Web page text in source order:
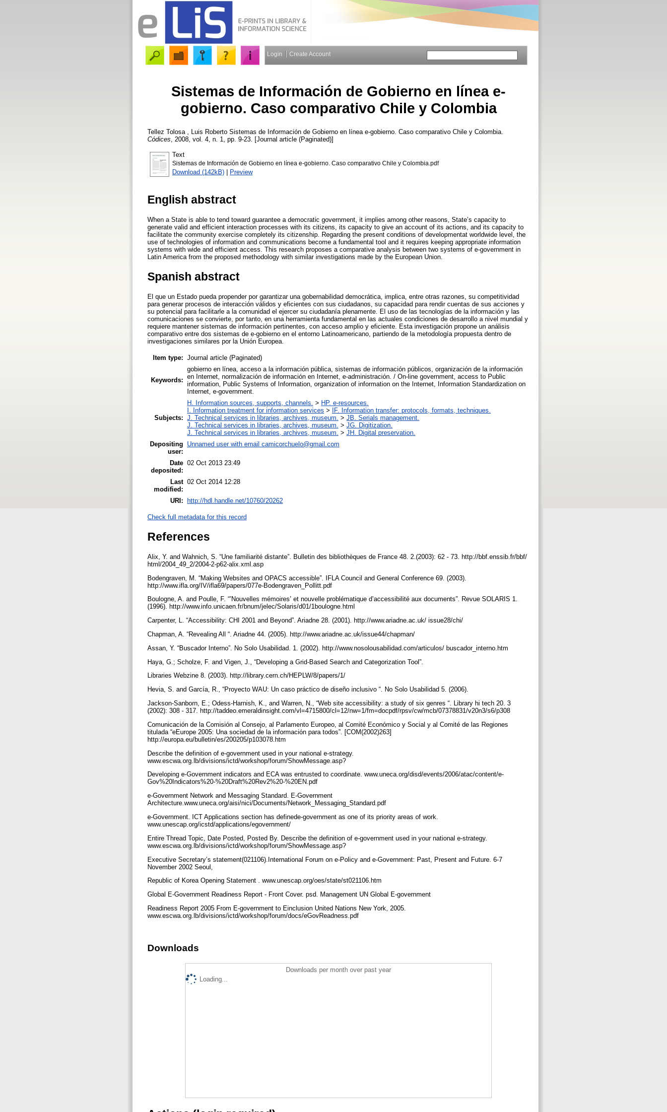
Login Create Account
Sistemas de Información de Gobierno en línea e-
gobierno. Caso comparativo Chile y Colombia
Tellez Tolosa , Luis Roberto Sistemas de Información de Gobierno en línea e-gobierno. Caso comparativo Chile y Colombia.
Códices , 2008, vol. 4, n. 1, pp. 9-23. [Journal article (Paginated)]
Text
Sistemas de Información de Gobierno en línea e-gobierno. Caso comparativo Chile y Colombia.pdf
Download (142kB) | Preview
English abstract
When a State is able to tend toward guarantee a democratic government, it implies among other reasons, State’s capacity to
generate valid and efficient interaction processes with its citizens, its capacity to give an account of its actions, and its capacity to
facilitate the community exercise completely its citizenship. Regarding the present conditions of developmentat worldwide level, the
use of technologies of information and communications become a fundamental tool and it requires keeping appropriate information
systems with wide and efficient access. This research proposes a comparative analysis between two systems of e-government in
Latin America from the proposed methodology with similar investigations made by the European Union.
Spanish abstract
El que un Estado pueda propender por garantizar una gobernabilidad democrática, implica, entre otras razones, su competitividad
para generar procesos de interacción válidos y eficientes con sus ciudadanos, su capacidad para rendir cuentas de sus acciones y
su potencial para facilitarle a la comunidad el ejercer su ciudadanía plenamente. El uso de las tecnologías de la información y las
comunicaciones se convierte, por tanto, en una herramienta fundamental en las actuales condiciones de desarrollo a nivel mundial y
requiere mantener sistemas de información pertinentes, con acceso amplio y eficiente. Esta investigación propone un análisis
comparativo entre dos sistemas de e-gobierno en el entorno Latinoamericano, partiendo de la metodología propuesta dentro de
investigaciones similares por la Unión Europea.
Item type: Journal article (Paginated)
Keywords:
gobierno en línea, acceso a la información pública, sistemas de información públicos, organización de la información
en Internet, normalización de información en Internet, e-administración. / On-line government, access to Public
information, Public Systems of Information, organization of information on the Internet, Information Standardization on
Internet, e-government.
Subjects:
H. Information sources, supports, channels. > HP. e-resources.
I. Information treatment for information services >
IF. Information transfer: protocols, formats, techniques.
J. Technical services in libraries, archives, museum. > JB. Serials management.
J. Technical services in libraries, archives, museum. > JG. Digitization.
J. Technical services in libraries, archives, museum. > JH. Digital preservation.
Depositing
user:
Unnamed user with email camicorchuelo@gmail.com
Date
deposited:
02 Oct 2013 23:49
Last
modified:
02 Oct 2014 12:28
URI: http://hdl.handle.net/10760/20262
Check full metadata for this record
References
Alix, Y. and Wahnich, S. “Une familiarité distante”. Bulletin des bibliothèques de France 48. 2.(2003): 62 - 73. http://bbf.enssib.fr/bbf/
html/2004_49_2/2004-2-p62-alix.xml.asp
Bodengraven, M. “Making Websites and OPACS accessible”. IFLA Council and General Conference 69. (2003).
http://www.ifla.org/IV/ifla69/papers/077e-Bodengraven_Pollitt.pdf
Boulogne, A. and Poulle, F. “’Nouvelles mémoires’ et nouvelle problématique d’accessibilité aux documents”. Revue SOLARIS 1.
(1996). http://www.info.unicaen.fr/bnum/jelec/Solaris/d01/1boulogne.html
Carpenter, L. “Accessibility: CHI 2001 and Beyond”. Ariadne 28. (2001). http://www.ariadne.ac.uk/ issue28/chi/
Chapman, A. “Revealing All “. Ariadne 44. (2005). http://www.ariadne.ac.uk/issue44/chapman/
Assan, Y. “Buscador Interno”. No Solo Usabilidad. 1. (2002). http://www.nosolousabilidad.com/articulos/ buscador_interno.htm
Haya, G.; Scholze, F. and Vigen, J., “Developing a Grid-Based Search and Categorization Tool”.
Libraries Webzine 8. (2003). http://library.cern.ch/HEPLW/8/papers/1/
Hevia, S. and García, R., “Proyecto WAU: Un caso práctico de diseño inclusivo “. No Solo Usabilidad 5. (2006).
Jackson-Sanborn, E.; Odess-Harnish, K., and Warren, N., “Web site accessibility: a study of six genres “. Library hi tech 20. 3
(2002): 308 - 317. http://taddeo.emeraldinsight.com/vl=4715800/cl=12/nw=1/fm=docpdf/rpsv/cw/mcb/07378831/v20n3/s6/p308
Comunicación de la Comisión al Consejo, al Parlamento Europeo, al Comité Económico y Social y al Comité de las Regiones
titulada “eEurope 2005: Una sociedad de la información para todos”. [COM(2002)263]
http://europa.eu/bulletin/es/200205/p103078.htm
Describe the definition of e-government used in your national e-strategy.
www.escwa.org.lb/divisions/ictd/workshop/forum/ShowMessage.asp?
Developing e-Government indicators and ECA was entrusted to coordinate. www.uneca.org/disd/events/2006/atac/content/e-
Gov%20Indicators%20-%20Draft%20Rev2%20-%20EN.pdf
e-Government Network and Messaging Standard. E-Government
Architecture.www.uneca.org/aisi/nici/Documents/Network_Messaging_Standard.pdf
e-Government. ICT Applications section has definede-government as one of its priority areas of work.
www.unescap.org/icstd/applications/egovernment/
Entire Thread Topic, Date Posted, Posted By. Describe the definition of e-government used in your national e-strategy.
www.escwa.org.lb/divisions/ictd/workshop/forum/ShowMessage.asp?
Executive Secretary’s statement(021106).International Forum on e-Policy and e-Government: Past, Present and Future. 6-7
November 2002 Seoul,
Republic of Korea Opening Statement . www.unescap.org/oes/state/st021106.htm
Global E-Government Readiness Report - Front Cover. psd. Management UN Global E-government
Readiness Report 2005 From E-government to Einclusion United Nations New York, 2005.
www.escwa.org.lb/divisions/ictd/workshop/forum/docs/eGovReadness.pdf
Downloads
Downloads per month over past year
Loading...